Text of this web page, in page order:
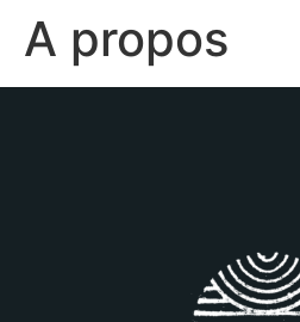
A propos